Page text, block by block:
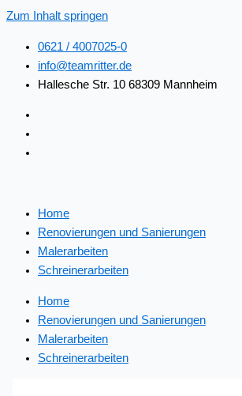
Zum Inhalt springen
0621 / 4007025-0
info@teamritter.de
Hallesche Str. 10 68309 Mannheim
Home
Renovierungen und Sanierungen
Malerarbeiten
Schreinerarbeiten
Home
Renovierungen und Sanierungen
Malerarbeiten
Schreinerarbeiten